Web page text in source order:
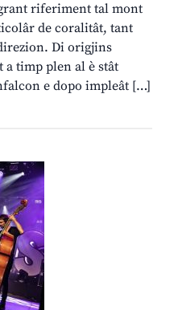
riferiment tal mont
de coralitât, tant
Di origjins
timp plen al è stât
e dopo impleât […]